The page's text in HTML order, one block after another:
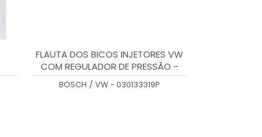
FLAUTA DOS BICOS INJETORES VW
COM REGULADOR DE PRESSÃO -
030133319P / 0280151071
BOSCH / VW - 030133319P